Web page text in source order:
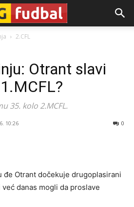
2.CFL
Otrant slavi
35. kolo 2.MCFL.
10:26 0
đe Otrant dočekuje drugoplasirani
danas mogli da proslave